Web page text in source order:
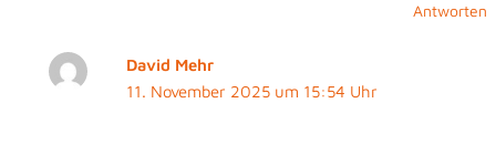
Antworten
David Mehr
11. November 2025 um 15:54 Uhr